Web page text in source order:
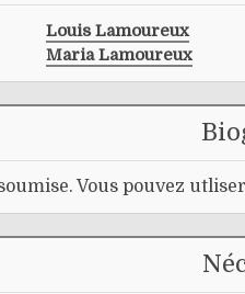
Louis Lamoureux
Maria Lamoureux
Vous pouvez